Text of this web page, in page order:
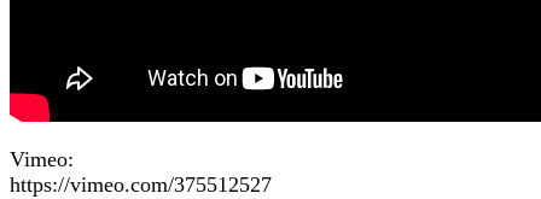
Vimeo:
https://vimeo.com/375512527